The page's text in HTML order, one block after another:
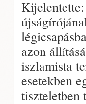
azon
iszlamista
esetekben
tiszteletben